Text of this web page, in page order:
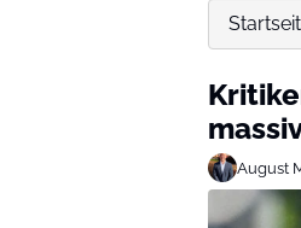
August